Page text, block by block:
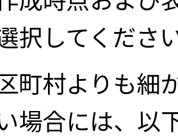
択してくださ
町村よりも細
場合には、以